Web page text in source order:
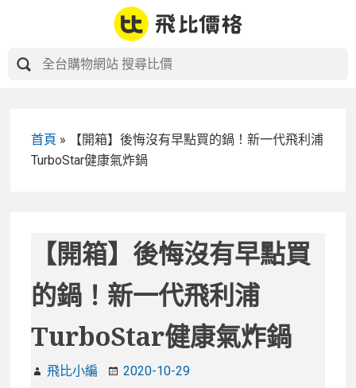
首頁 »
【開箱】後悔沒有早點買的鍋！新一代飛利浦
TurboStar健康氣炸鍋
【開箱】後悔沒有早點買
的鍋！新一代飛利浦
TurboStar健康氣炸鍋
飛比小編 2020-10-29